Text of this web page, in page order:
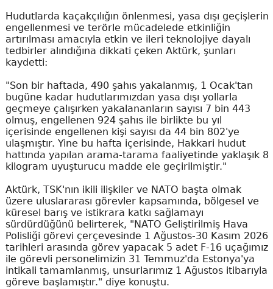
Hudutlarda kaçakçılığın önlenmesi, yasa dışı geçişlerin
engellenmesi ve terörle mücadelede etkinliğin
artırılması amacıyla etkin ve ileri teknolojiye dayalı
tedbirler alındığına dikkati çeken Aktürk, şunları
kaydetti:
"Son bir haftada, 490 şahıs yakalanmış, 1 Ocak'tan
bugüne kadar hudutlarımızdan yasa dışı yollarla
geçmeye çalışırken yakalananların sayısı 7 bin 443
olmuş, engellenen 924 şahıs ile birlikte bu yıl
içerisinde engellenen kişi sayısı da 44 bin 802'ye
ulaşmıştır. Yine bu hafta içerisinde, Hakkari hudut
hattında yapılan arama-tarama faaliyetinde yaklaşık 8
kilogram uyuşturucu madde ele geçirilmiştir."
Aktürk, TSK'nın ikili ilişkiler ve NATO başta olmak
üzere uluslararası görevler kapsamında, bölgesel ve
küresel barış ve istikrara katkı sağlamayı
sürdürdüğünü belirterek, "NATO Geliştirilmiş Hava
Polisliği görevi çerçevesinde 1 Ağustos-30 Kasım 2026
tarihleri arasında görev yapacak 5 adet F-16 uçağımız
ile görevli personelimizin 31 Temmuz'da Estonya'ya
intikali tamamlanmış, unsurlarımız 1 Ağustos itibarıyla
göreve başlamıştır." diye konuştu.